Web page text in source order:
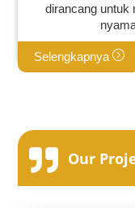
dirancang untuk
Selengkapnya
Our